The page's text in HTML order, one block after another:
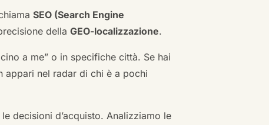
SEO (Search Engine
dellaGEO-localizzazione.
a me” o in specifiche città. Se hai
appari nel radar di chi è a pochi
decisioni d’acquisto. Analizziamo le